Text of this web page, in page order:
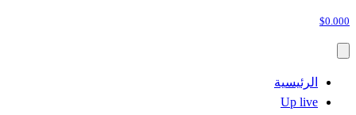
$0.000
الرئيسية
Up live